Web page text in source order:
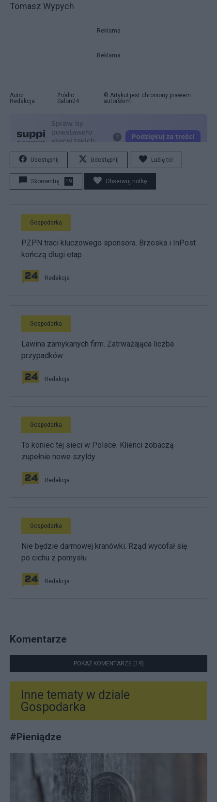
Tomasz Wypych
Reklama
Reklama
Autor:
Redakcja
Źródło:
Salon24
© Artykuł jest chroniony prawem
autorskim.
Udostępnij Udostępnij Lubię to!
Skomentuj 19 Obserwuj notkę
Gospodarka
PZPN traci kluczowego sponsora. Brzoska i InPost
kończą długi etap
Redakcja
Gospodarka
Lawina zamykanych firm. Zatrważająca liczba
przypadków
Redakcja
Gospodarka
To koniec tej sieci w Polsce. Klienci zobaczą
zupełnie nowe szyldy
Redakcja
Gospodarka
Nie będzie darmowej kranówki. Rząd wycofał się
po cichu z pomysłu
Redakcja
Komentarze
POKAŻ KOMENTARZE (19)
Inne tematy w dziale
Gospodarka
#Pieniądze